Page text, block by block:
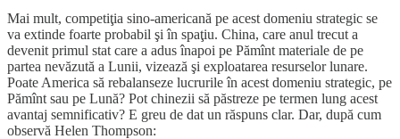
Mai mult, competiţia sino-americană pe acest domeniu strategic se
va extinde foarte probabil şi în spaţiu. China, care anul trecut a
devenit primul stat care a adus înapoi pe Pămînt materiale de pe
partea nevăzută a Lunii, vizează şi exploatarea resurselor lunare.
Poate America să rebalanseze lucrurile în acest domeniu strategic, pe
Pămînt sau pe Lună? Pot chinezii să păstreze pe termen lung acest
avantaj semnificativ? E greu de dat un răspuns clar. Dar, după cum
observă Helen Thompson: